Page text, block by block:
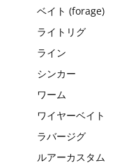
ベイト (forage)
ライトリグ
ライン
シンカー
ワーム
ワイヤーベイト
ラバージグ
ルアーカスタム